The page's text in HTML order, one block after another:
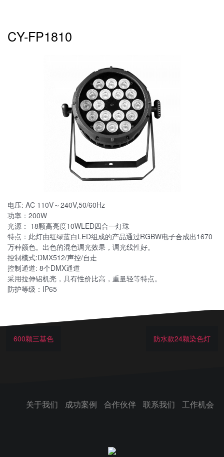
CY-FP1810
电压: AC 110V～240V,50/60Hz
功率：200W
光源： 18颗高亮度10WLED四合一灯珠
特点：此灯由红绿蓝白LED组成的产品通过RGBW电子合成出1670
万种颜色。出色的混色调光效果，调光线性好。
控制模式:DMX512/声控/自走
控制通道: 8个DMX通道
采用拉伸铝机壳，具有性价比高，重量轻等特点。
防护等级：IP65
600颗三基色 防水款24颗染色灯
关于我们 成功案例 合作伙伴 联系我们 工作机会